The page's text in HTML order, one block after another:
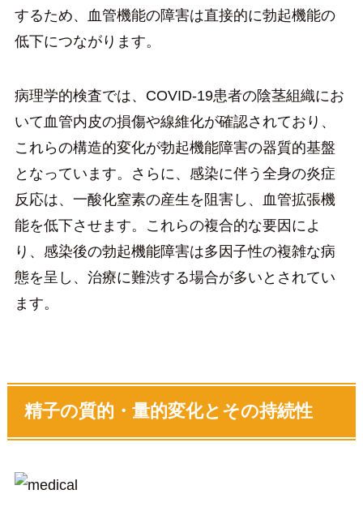
するため、血管機能の障害は直接的に勃起機能の
低下につながります。
病理学的検査では、COVID-19患者の陰茎組織にお
いて血管内皮の損傷や線維化が確認されており、
これらの構造的変化が勃起機能障害の器質的基盤
となっています。さらに、感染に伴う全身の炎症
反応は、一酸化窒素の産生を阻害し、血管拡張機
能を低下させます。これらの複合的な要因によ
り、感染後の勃起機能障害は多因子性の複雑な病
態を呈し、治療に難渋する場合が多いとされてい
ます。
精子の質的・量的変化とその持続性